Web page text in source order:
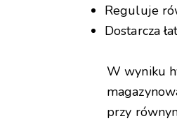
Reguluje
Dostarcza
W wyniku
przy